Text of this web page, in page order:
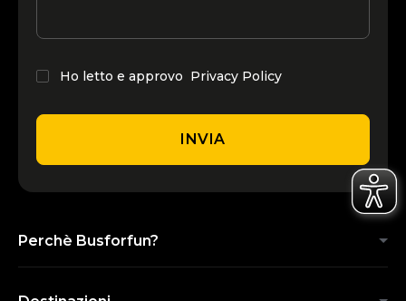
Ho letto e approvo Privacy Policy
INVIA
Perchè Busforfun?